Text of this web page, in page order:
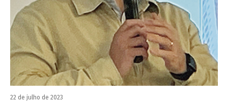
22 de julho de 2023